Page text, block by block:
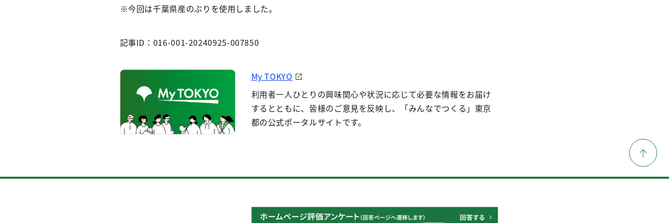
※今回は千葉県産のぶりを使用しました。
記事ID：016-001-20240925-007850
My TOKYO
利用者一人ひとりの興味関心や状況に応じて必要な情報をお届け
するとともに、皆様のご意見を反映し、「みんなでつくる」東京
都の公式ポータルサイトです。